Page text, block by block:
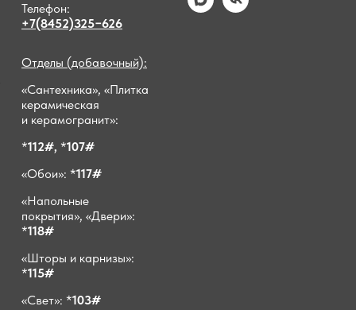
Телефон:
+7(8452)325−626
Отделы (добавочный):
«Сантехника», «Плитка
керамическая
и керамогранит»:
*112#, *107#
«Обои»: *117#
«Напольные
покрытия», «Двери»:
*118#
«Шторы и карнизы»:
*115#
«Свет»: *103#